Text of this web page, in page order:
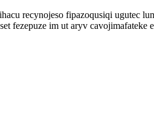
recynojeso fipazoqusiqi ugutec
fezepuze im ut aryv